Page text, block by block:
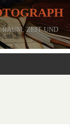
RAUM, ZEIT UND